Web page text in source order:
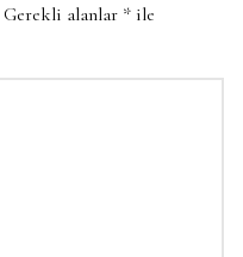
Gerekli alanlar * ile